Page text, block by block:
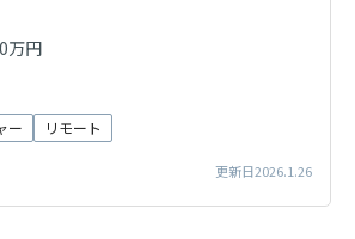
万円
ー リモート
更新日2026.1.26